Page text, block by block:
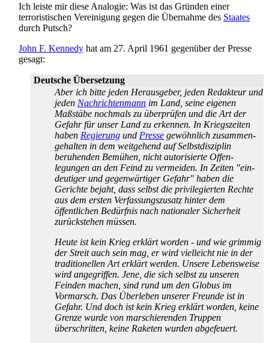
Ich leiste mir diese Analogie: Was ist das Gründen einer
terroristischen Vereinigung gegen die Übernahme des Staates
durch Putsch?
John F. Kennedy hat am 27. April 1961 gegenüber der Presse
gesagt:
Deutsche Übersetzung
Aber ich bitte jeden Herausgeber, jeden Redakteur und
jeden Nachrichten­mann im Land, seine eigenen
Maßstäbe nochmals zu überprüfen und die Art der
Gefahr für unser Land zu erkennen. In Kriegs­zeiten
haben Regierung und Presse gewöhnlich zusammen­
gehalten in dem weitgehend auf Selbst­disziplin
beruhenden Bemühen, nicht autorisierte Offen­
legungen an den Feind zu vermeiden. In Zeiten "ein­
deutiger und gegen­wärtiger Gefahr" haben die
Gerichte bejaht, dass selbst die privilegierten Rechte
aus dem ersten Verfassungs­zusatz hinter dem
öffentlichen Bedürfnis nach nationaler Sicherheit
zurück­stehen müssen.
Heute ist kein Krieg erklärt worden - und wie grimmig
der Streit auch sein mag, er wird vielleicht nie in der
traditionellen Art erklärt werden. Unsere Lebensweise
wird angegriffen. Jene, die sich selbst zu unseren
Feinden machen, sind rund um den Globus im
Vormarsch. Das Überleben unserer Freunde ist in
Gefahr. Und doch ist kein Krieg erklärt worden, keine
Grenze wurde von marschierenden Truppen
überschritten, keine Raketen wurden abgefeuert.